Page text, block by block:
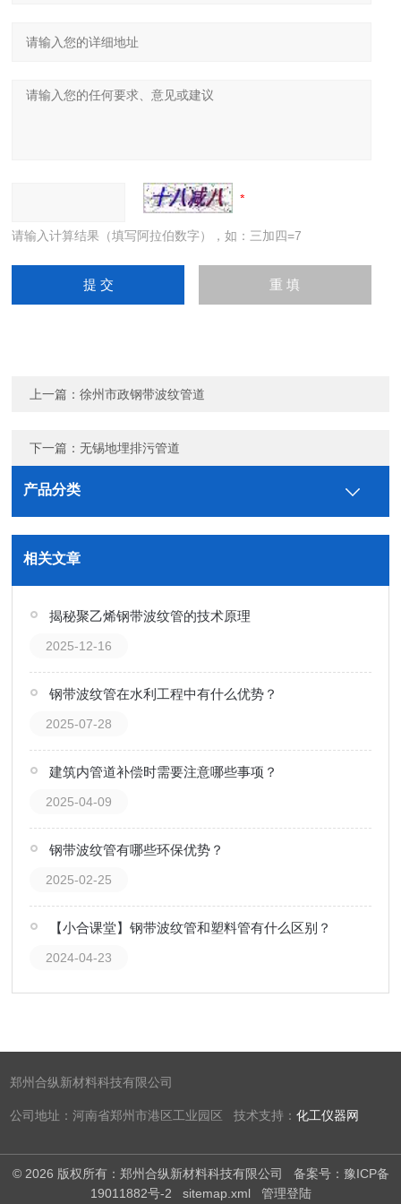
请输入计算结果（填写阿拉伯数字），如：三加四=7
上一篇：徐州市政钢带波纹管道
下一篇：无锡地埋排污管道
产品分类
相关文章
揭秘聚乙烯钢带波纹管的技术原理
2025-12-16
钢带波纹管在水利工程中有什么优势？
2025-07-28
建筑内管道补偿时需要注意哪些事项？
2025-04-09
钢带波纹管有哪些环保优势？
2025-02-25
【小合课堂】钢带波纹管和塑料管有什么区别？
2024-04-23
郑州合纵新材料科技有限公司
公司地址：河南省郑州市港区工业园区 技术支持：化工仪器网
© 2026 版权所有：郑州合纵新材料科技有限公司 备案号：豫ICP备
19011882号-2
sitemap.xml 管理登陆